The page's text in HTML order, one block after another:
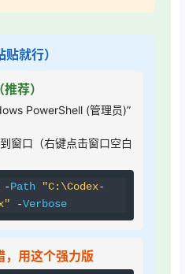
就行）
荐）
PowerShell (管理员)”
窗口（右键点击窗口空白
-Path
"C:\Codex-
-Verbose
，用这个强力版